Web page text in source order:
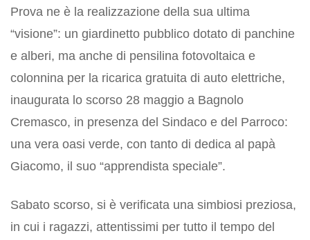
Prova ne è la realizzazione della sua ultima
“visione”: un giardinetto pubblico dotato di panchine
e alberi, ma anche di pensilina fotovoltaica e
colonnina per la ricarica gratuita di auto elettriche,
inaugurata lo scorso 28 maggio a Bagnolo
Cremasco, in presenza del Sindaco e del Parroco:
una vera oasi verde, con tanto di dedica al papà
Giacomo, il suo “apprendista speciale”.
Sabato scorso, si è verificata una simbiosi preziosa,
in cui i ragazzi, attentissimi per tutto il tempo del